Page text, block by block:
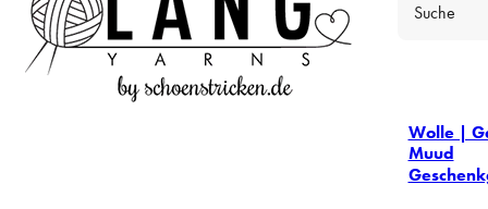
Wolle |
Muud